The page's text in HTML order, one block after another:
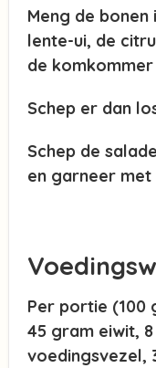
Meng de
lente-ui, de
de
Schep er dan
Schep de
en garneer
Per portie (100
45 gram eiwit,
voedingsvezel,